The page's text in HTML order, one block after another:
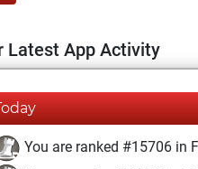
Latest App Activity
You are ranked #15706 in